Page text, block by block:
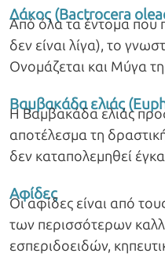
Δάκος (Bactrocera
Από όλα τα έντομα που
δεν είναι λίγα), το
Ονομάζεται και Μύγα
Βαμβακάδα ελιάς
Η Βαμβακάδα ελιάς
αποτέλεσμα τη
δεν καταπολεμηθεί
Αφίδες
Οι αφίδες είναι από
των περισσότερων
εσπεριδοειδών,